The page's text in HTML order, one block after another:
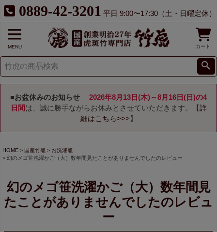
0889-42-3201 平日 9:00〜17:30（土・日曜定休）
MENU カート
■お盆休みのお知らせ
2026年8月13日(木)～8月16日(日)の4
日間は、誠に勝手ながらお休みとさせていただきます。【詳
細はこちら>>> 】
HOME 国産竹籠
お洗濯籠
幻のメゴ笹洗濯かご（大）数年間見たことがありませんでしたのレビュー
幻のメゴ笹洗濯かご（大）数年間見
たことがありませんでしたのレビュ
ー